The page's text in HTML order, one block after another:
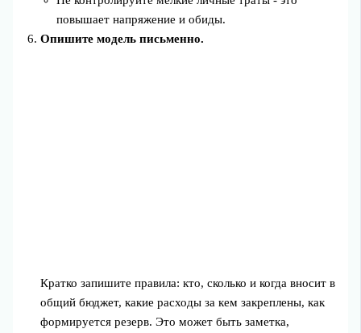
повышает напряжение и обиды.
Опишите модель письменно.
Кратко запишите правила: кто, сколько и когда вносит в
общий бюджет, какие расходы за кем закреплены, как
формируется резерв. Это может быть заметка,